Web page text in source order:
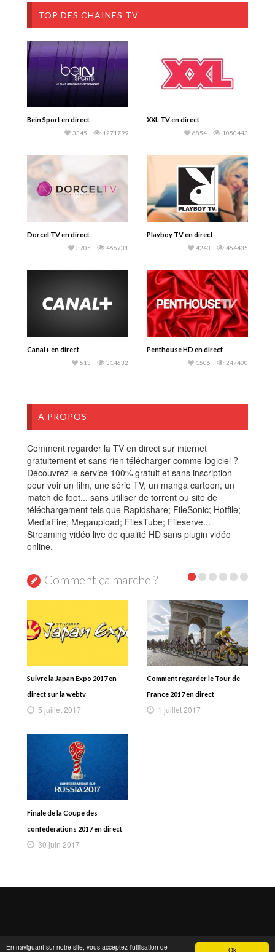
Ok
En naviguant sur notre site, vous acceptez l'utilisation de
TOP DES CHAINES TV
Bein Sport en direct
1271799
3345
XXL TV en direct
1050443
6854
Dorcel TV en direct
466731
3705
Playboy TV en direct
454435
4243
Canal+ en direct
314632
513
Penthouse HD en direct
247400
1506
A PROPOS
Comment regarder la TV en direct sur internet
gratuitement et sans rien télécharger comme logiciel ?
Découvrez le service 100% gratuit et sans inscription
pour voir un film, une série TV, un manga cartoon, un
match de foot... sans utiliser de torrent ou site de
téléchargement tels que Rapidshare; FileSonic; Hotfile;
MediaFire; Megaupload; FilesTube; Fileserve...
Streaming vidéo live de qualité HD sans plugin vidéo
online.
Comment ça marche ?
Suivre la Japan Expo 2017 en
direct sur la webtv
5 juillet 2017
Comment regarder le Tour de
France 2017 en direct
1 juillet 2017
Finale de la Coupe des
confédérations 2017 en direct
30 juin 2017
Copyright 2015 © MarsTheme All rights reserved. Powered by